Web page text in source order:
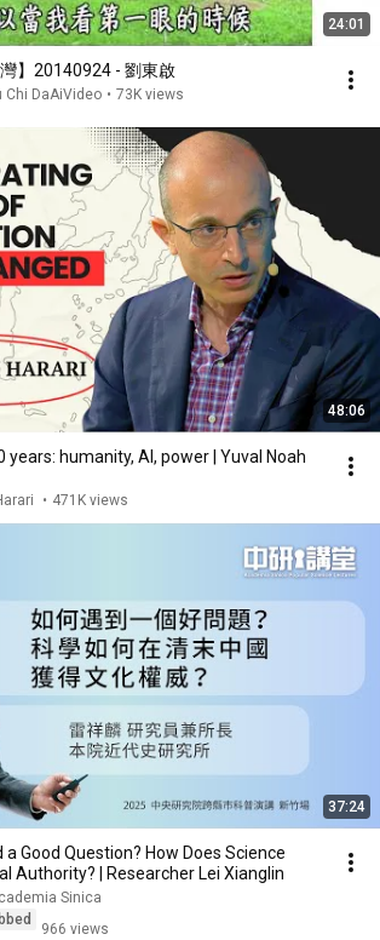
24:01
灣】20140924 - 劉東啟
Chi DaAiVideo • 73K views
48:06
years: humanity, AI, power | Yuval Noah
• 471K views
37:24
a Good Question? How Does Science
Authority? | Researcher Lei Xianglin
Sinica
966 views